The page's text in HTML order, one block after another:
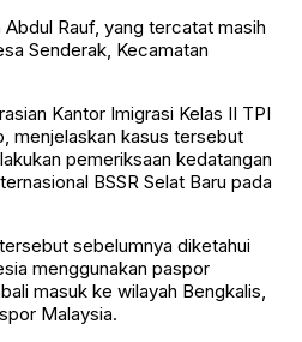
Abdul Rauf, yang tercatat masih
Senderak, Kecamatan
Kantor Imigrasi Kelas II TPI
menjelaskan kasus tersebut
pemeriksaan kedatangan
BSSR Selat Baru pada
sebelumnya diketahui
menggunakan paspor
masuk ke wilayah Bengkalis,
Malaysia.